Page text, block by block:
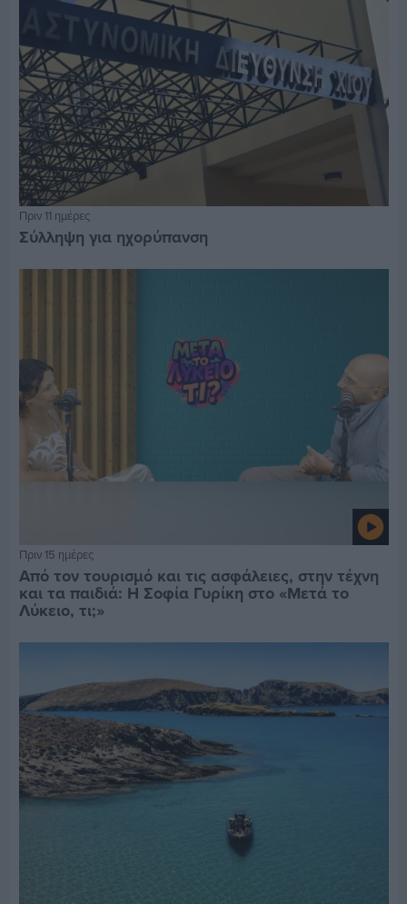
Πριν 11 ημέρες
Σύλληψη για ηχορύπανση
Πριν 15 ημέρες
Από τον τουρισμό και τις ασφάλειες, στην τέχνη
και τα παιδιά: Η Σοφία Γυρίκη στο «Μετά το
Λύκειο, τι;»